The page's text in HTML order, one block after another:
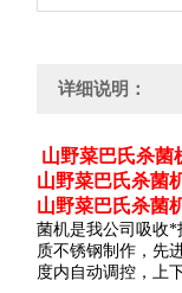
详细说明：
山野菜巴氏杀菌
山野菜巴氏杀菌
山野菜巴氏杀菌
菌机是我公司吸收*
质不锈钢制作，先
度内自动调控，上